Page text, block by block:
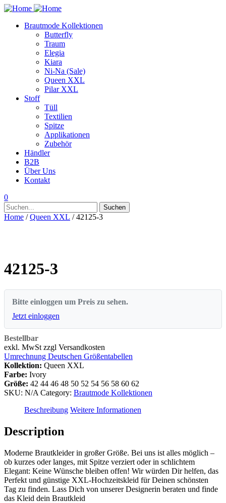
Brautmode Kollektionen
Butterfly
Traum
Elegia
Kiara
Ni-Na (Sale)
Queen XXL
Pilar XXL
Stoff
Tüll
Textilien
Spitze
Applikationen
Zubehör
Händler
B2B
Über Uns
Kontakt
0
Suchen
nach:
Suchen
Home /Queen XXL / 42125-3
42125-3
Bitte einloggen um Preis zu sehen.
Jetzt einloggen
Bestellbar
exkl. MwSt zzgl Versandkosten
Umrechnung Deutschen Größentabellen
Kollektion: Queen XXL
Farbe: Ivory
Größe: 42 44 46 48 50 52 54 56 58 60 62
SKU: N/A Category: Brautmode Kollektionen
Beschreibung Weitere Informationen
Description
Moderne Brautkleider in großer Größe. Bei uns ist alles möglich –
ob kurzes oder langes, mit Spitze verziert oder in schlichtem
Elegant: Keine Wünsche bleiben offen! Wir würden Dir helfen, das
Perfekt und günstige XXL-Hochzeitskleid für Deinen schönsten
Tag zu finden. Lass Dich von unserer Designerin beraten und finde
das Kleid dein Brautkleid